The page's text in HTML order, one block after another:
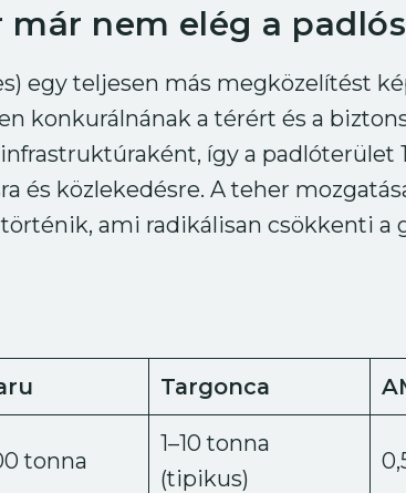
már nem elég a
egy teljesen más megközelítést
konkurálnának a térért és a
így a padlóterület
és közlekedésre. A teher
ami radikálisan csökkenti a
Targonca
tonna
1–10 tonna
(tipikus)